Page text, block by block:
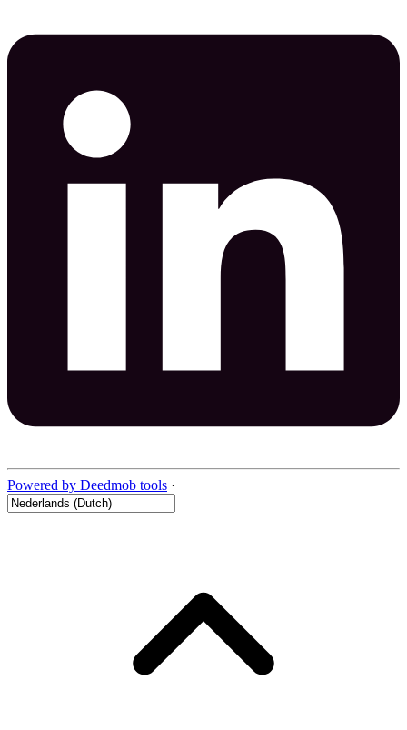
Powered by Deedmob tools ·